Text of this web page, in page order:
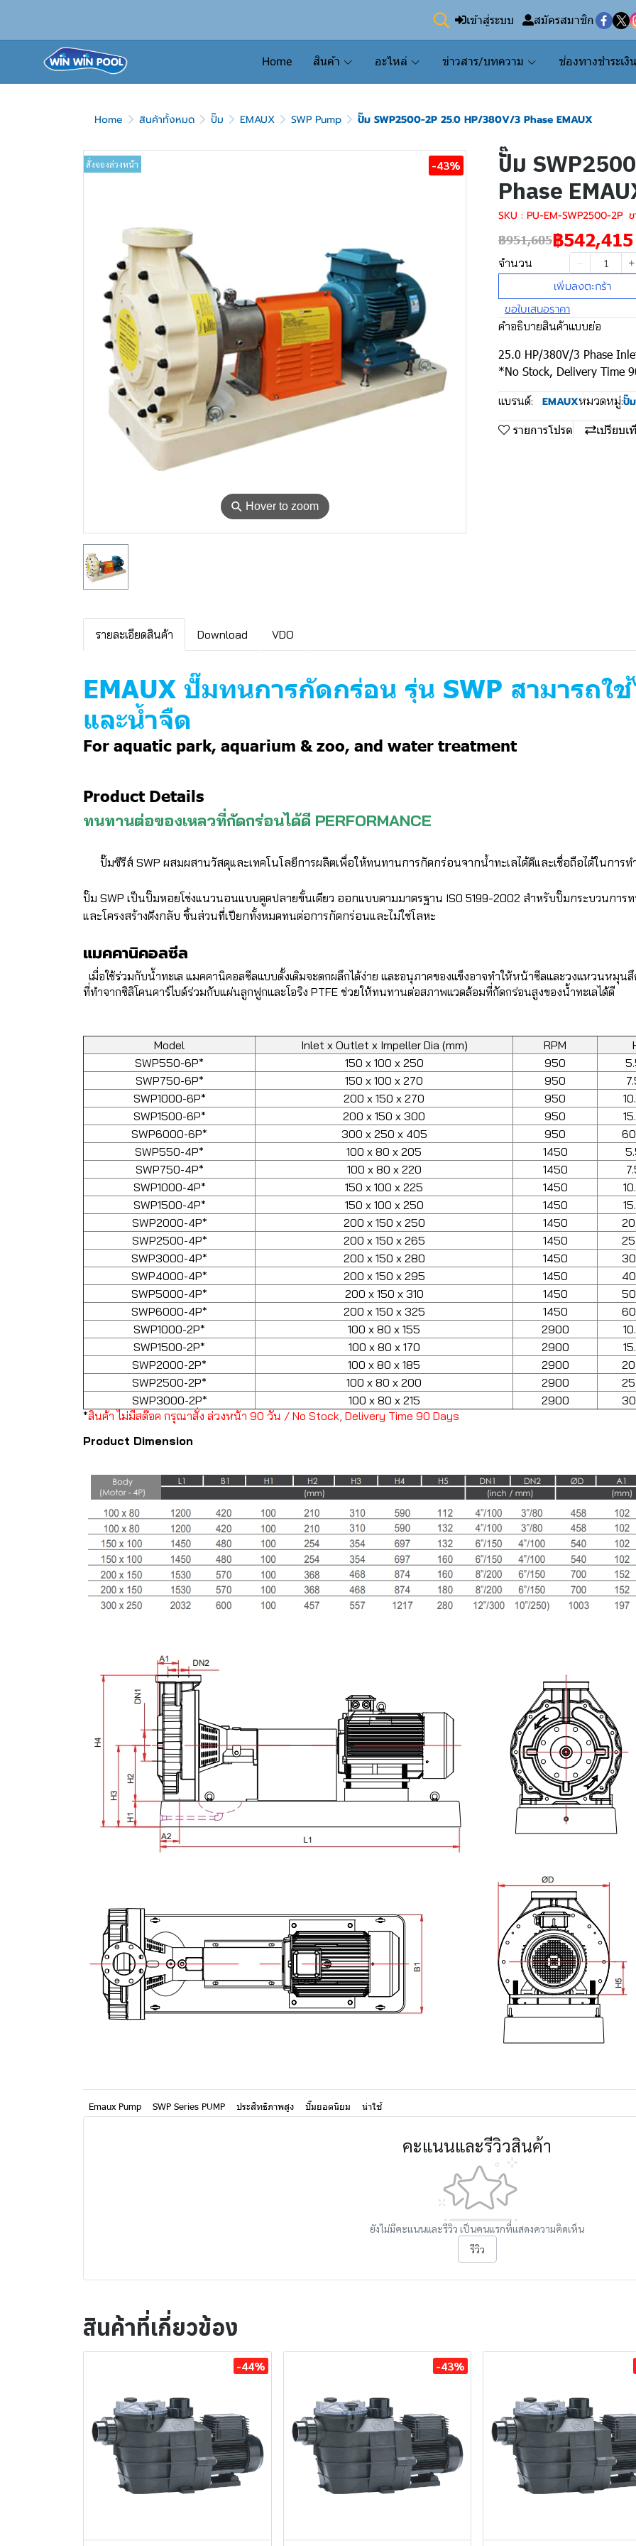
เข้าสู่ระบบ สมัครสมาชิก
Home สินค้า อะไหล่ ข่าวสาร/บทความ ช่องทางชำระเงิน
Home สินค้าทั้งหมด ปั๊ม EMAUX SWP Pump ปั๊ม SWP2500-2P 25.0 HP/380V/3 Phase EMAUX
⚲ Hover to zoom
สั่งจองล่วงหน้า -43%
ปั๊ม
Phase
SKU : PU-EM-SWP2500-2P
฿951,605฿542,415
จำนวน
เพิ่มลงตะกร้า
ขอใบเสนอราคา
คำอธิบายสินค้าแบบย่อ
25.0 HP/380V/3 Phase
*No Stock, Delivery Time
แบรนด์: EMAUXหมวดหมู่:ปั๊ม
รายการโปรด
เปรียบเ
รายละเอียดสินค้า Download VDO
EMAUX ปั๊มทนการกัดกร่อน รุ่น SWP สามารถใ
และน้ำจืด
For aquatic park, aquarium & zoo, and water treatment
Product Details
ทนทานต่อของเหลวที่กัดกร่อนได้ดี PERFORMANCE
ปั๊มซีรีส์ SWP ผสมผสานวัสดุและเทคโนโลยีการผลิตเพื่อให้ทนทานการกัดกร่อนจากน้ำทะเลได้ดีและเชื่อถือได้ในการ
ปั๊ม SWP เป็นปั๊มหอยโข่งแนวนอนแบบดูดปลายขั้นเดียว ออกแบบตามมาตรฐาน ISO 5199-2002 สำหรับปั๊มกระบวนการ
และโครงสร้างดึงกลับ ชิ้นส่วนที่เปียกทั้งหมดทนต่อการกัดกร่อนและไม่ใช่โลหะ
แมคคานิคอลซีล
เมื่อใช้ร่วมกับน้ำทะเล แมคคานิคอลซีลแบบดั้งเดิมจะตกผลึกได้ง่าย และอนุภาคของแข็งอาจทำให้หน้าซีลและวงแหวนหมุ
ที่ทำจากซิลิโคนคาร์ไบด์ร่วมกับแผ่นลูกฟูกและโอริง PTFE ช่วยให้ทนทานต่อสภาพแวดล้อมที่กัดกร่อนสูงของน้ำทะเลได้ดี
Model Inlet x Outlet x Impeller Dia (mm) RPM
SWP550-6P*
150 x 100 x 250 950
SWP750-6P*
150 x 100 x 270 950
SWP1000-6P*
200 x 150 x 270 950
SWP1500-6P*
200 x 150 x 300 950
SWP6000-6P*
300 x 250 x 405 950
SWP550-4P*
100 x 80 x 205 1450
SWP750-4P*
100 x 80 x 220 1450
SWP1000-4P*
150 x 100 x 225 1450
SWP1500-4P*
150 x 100 x 250 1450
SWP2000-4P*
200 x 150 x 250 1450
SWP2500-4P*
200 x 150 x 265 1450
SWP3000-4P*
200 x 150 x 280 1450
SWP4000-4P*
200 x 150 x 295 1450
SWP5000-4P*
200 x 150 x 310 1450
SWP6000-4P*
200 x 150 x 325 1450
SWP1000-2P*
100 x 80 x 155 2900
SWP1500-2P*
100 x 80 x 170 2900
SWP2000-2P*
100 x 80 x 185 2900
SWP2500-2P*
100 x 80 x 200 2900
SWP3000-2P*
100 x 80 x 215 2900
*สินค้า ไม่มีสต๊อค กรุณาสั่ง ล่วงหน้า 90 วัน / No Stock, Delivery Time 90 Days
Product Dimension
Emaux Pump SWP Series PUMP ประสิทธิภาพสูง ปั๊มยอดนิยม น่าใช้
คะแนนและรีวิวสินค้า
ยังไม่มีคะแนนและรีวิว เป็นคนแรกที่แสดงความคิดเห็น
รีวิว
สินค้าที่เกี่ยวข้อง
-44% -43%